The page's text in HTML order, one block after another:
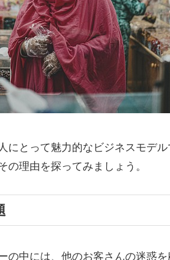
にとって魅力的なビジネスモデ
の理由を探ってみましょう。
の中には、他のお客さんの迷惑